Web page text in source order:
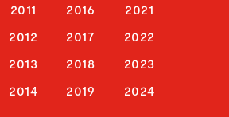
2011
2012
2013
2014
2016
2017
2018
2019
2021
2022
2023
2024